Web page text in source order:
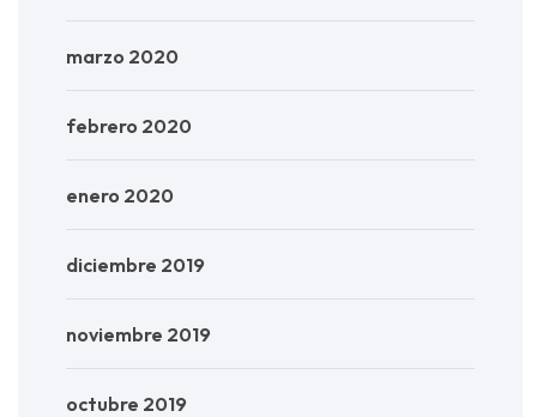
marzo 2020
febrero 2020
enero 2020
diciembre 2019
noviembre 2019
octubre 2019